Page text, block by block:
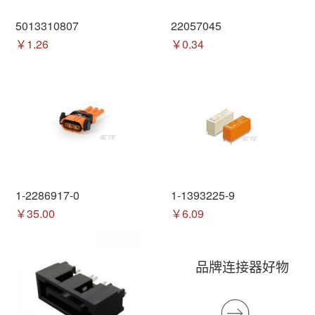
5013310807
￥1.26
22057045
￥0.34
1-2286917-0
￥35.00
1-1393225-9
￥6.09
品牌连接器好物